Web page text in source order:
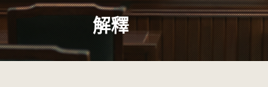
解釋